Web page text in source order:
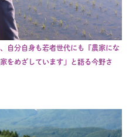
自分自身も若者世代にも『農家にな
をめざしています」と語る今野さ